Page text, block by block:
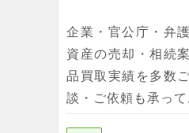
企業・官公庁・弁
資産の売却・相続
品買取実績を多数
談・ご依頼も承って